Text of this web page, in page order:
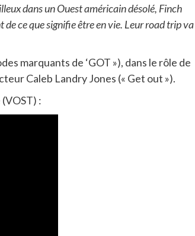
dans un Ouest américain désolé, Finch
de ce que signifie être en vie. Leur road trip va
marquants de ‘GOT »), dans le rôle de
Caleb Landry Jones (« Get out »).
: